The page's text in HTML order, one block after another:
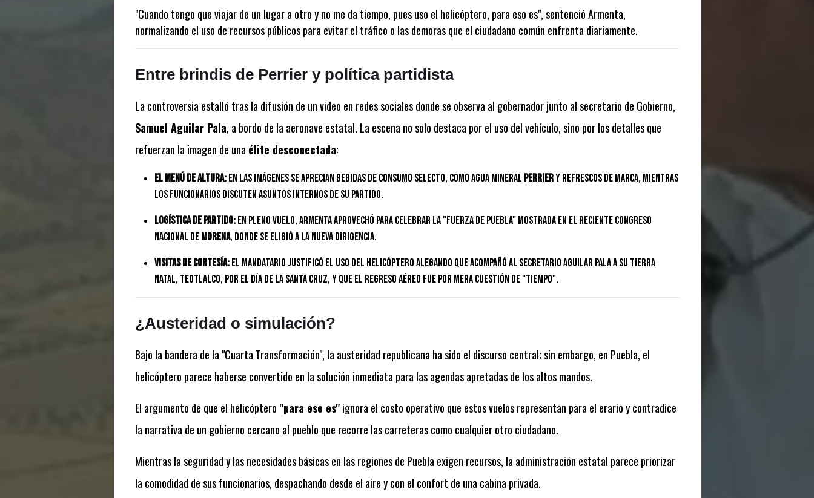
"Cuando tengo que viajar de un lugar a otro y no me da tiempo, pues uso el helicóptero, para eso es", sentenció Armenta,
normalizando el uso de recursos públicos para evitar el tráfico o las demoras que el ciudadano común enfrenta diariamente.
Entre brindis de Perrier y política partidista
La controversia estalló tras la difusión de un video en redes sociales donde se observa al gobernador junto al secretario de Gobierno,
Samuel Aguilar Pala, a bordo de la aeronave estatal. La escena no solo destaca por el uso del vehículo, sino por los detalles que
refuerzan la imagen de unaélite desconectada:
El menú de altura:En las imágenes se aprecian bebidas de consumo selecto, como agua mineral Perriery refrescos de marca, mientras
los funcionarios discuten asuntos internos de su partido.
Logística de partido:En pleno vuelo, Armenta aprovechó para celebrar la "fuerza de Puebla" mostrada en el reciente Congreso
Nacional deMorena, donde se eligió a la nueva dirigencia.
Visitas de cortesía:El mandatario justificó el uso del helicóptero alegando que acompañó al secretario Aguilar Pala a su tierra
natal, Teotlalco, por el Día de la Santa Cruz, y que el regreso aéreo fue por mera cuestión de "tiempo".
¿Austeridad o simulación?
Bajo la bandera de la "Cuarta Transformación", la austeridad republicana ha sido el discurso central; sin embargo, en Puebla, el
helicóptero parece haberse convertido en la solución inmediata para las agendas apretadas de los altos mandos.
El argumento de que el helicóptero "para eso es"ignora el costo operativo que estos vuelos representan para el erario y contradice
la narrativa de un gobierno cercano al pueblo que recorre las carreteras como cualquier otro ciudadano.
Mientras la seguridad y las necesidades básicas en las regiones de Puebla exigen recursos, la administración estatal parece priorizar
la comodidad de sus funcionarios, despachando desde el aire y con el confort de una cabina privada.